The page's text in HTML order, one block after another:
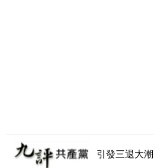
引發三退大潮